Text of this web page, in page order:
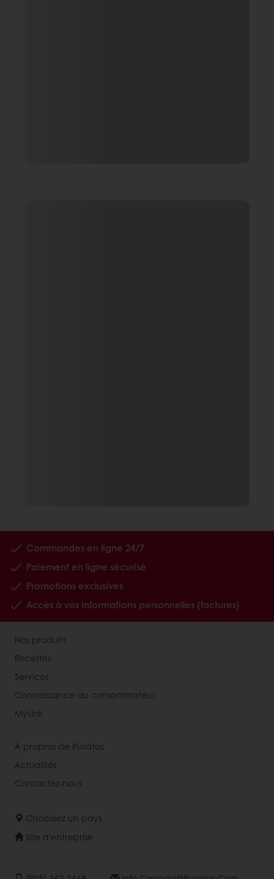
Commandes en ligne 24/7
Paiement en ligne sécurisé
Promotions exclusives
Accès à vos informations personnelles (factures)
Nos produits
Recettes
Services
Connaissance du consommateur
MyLink
À propros de Puratos
Actualités
Contactez-nous
Choisissez un pays
Site d'entreprise